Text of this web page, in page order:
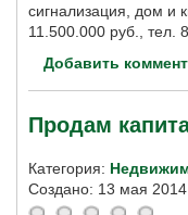
сигнализация, дом и
11.500.000 руб., тел.
Добавить
Продам
Категория:
Создано: 13 мая 2014